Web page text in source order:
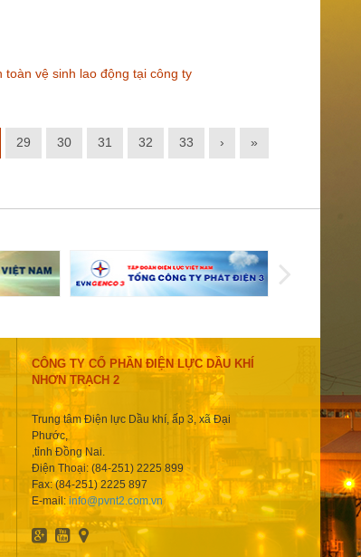
vệ sinh lao động tại công ty
29 30 31 32 33 › »
CÔNG TY CỔ PHẦN ĐIỆN LỰC DẦU KHÍ
NHƠN TRẠCH 2
Trung tâm Điện lực Dầu khí, ấp 3, xã Đại
Phước,
,tỉnh Đồng Nai.
Điện Thoại: (84-251) 2225 899
Fax: (84-251) 2225 897
E-mail: info@pvnt2.com.vn